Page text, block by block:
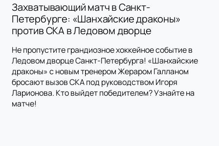
Захватывающий матч в Санкт-
Петербурге: «Шанхайские драконы»
против СКА в Ледовом дворце
Не пропустите грандиозное хоккейное событие в
Ледовом дворце Санкт-Петербурга! «Шанхайские
драконы» с новым тренером Жераром Галланом
бросают вызов СКА под руководством Игоря
Ларионова. Кто выйдет победителем? Узнайте на
матче!